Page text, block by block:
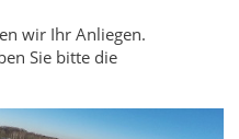
wir Ihr Anliegen.
Sie bitte die